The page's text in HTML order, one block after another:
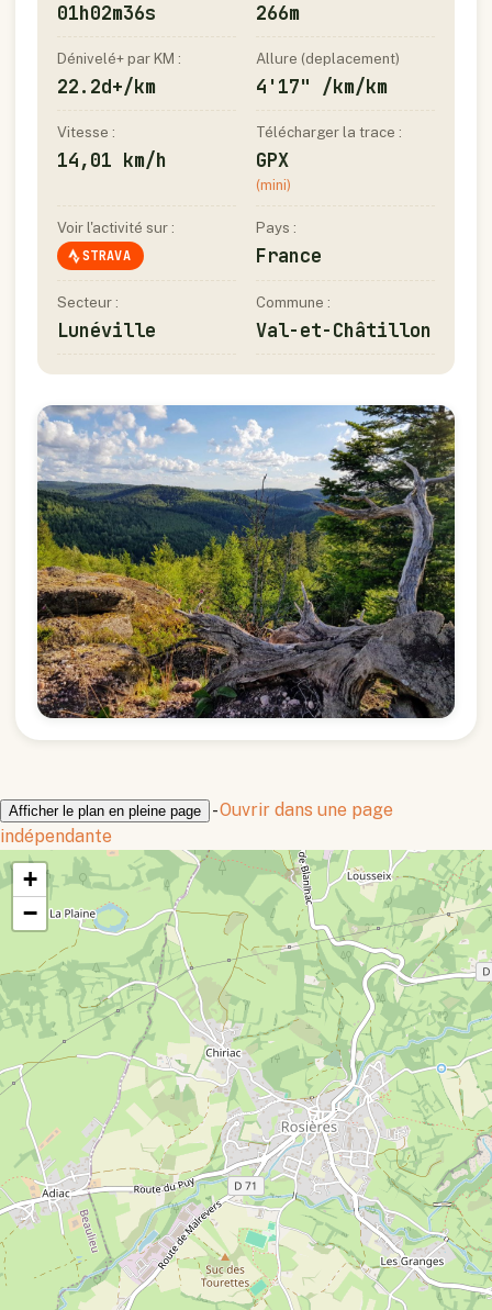
01h02m36s 266m
Dénivelé+ par KM :
22.2d+/km
Allure (deplacement)
4'17" /km/km
Vitesse :
14,01 km/h
Télécharger la trace :
GPX
(mini)
Voir l'activité sur :
STRAVA
Pays :
France
Secteur :
Lunéville
Commune :
Val-et-Châtillon
Afficher le plan en pleine page -Ouvrir dans une page
indépendante